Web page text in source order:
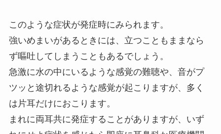
このような症状が発症時にみられます。
強いめまいがあるときには、立つこともままなら
ず嘔吐してしまうこともあるでしょう。
急激に水の中にいるような感覚の難聴や、音がプ
ツッと途切れるような感覚が起こりますが、多く
は片耳だけにおこります。
まれに両耳共に発症することがありますが、いず